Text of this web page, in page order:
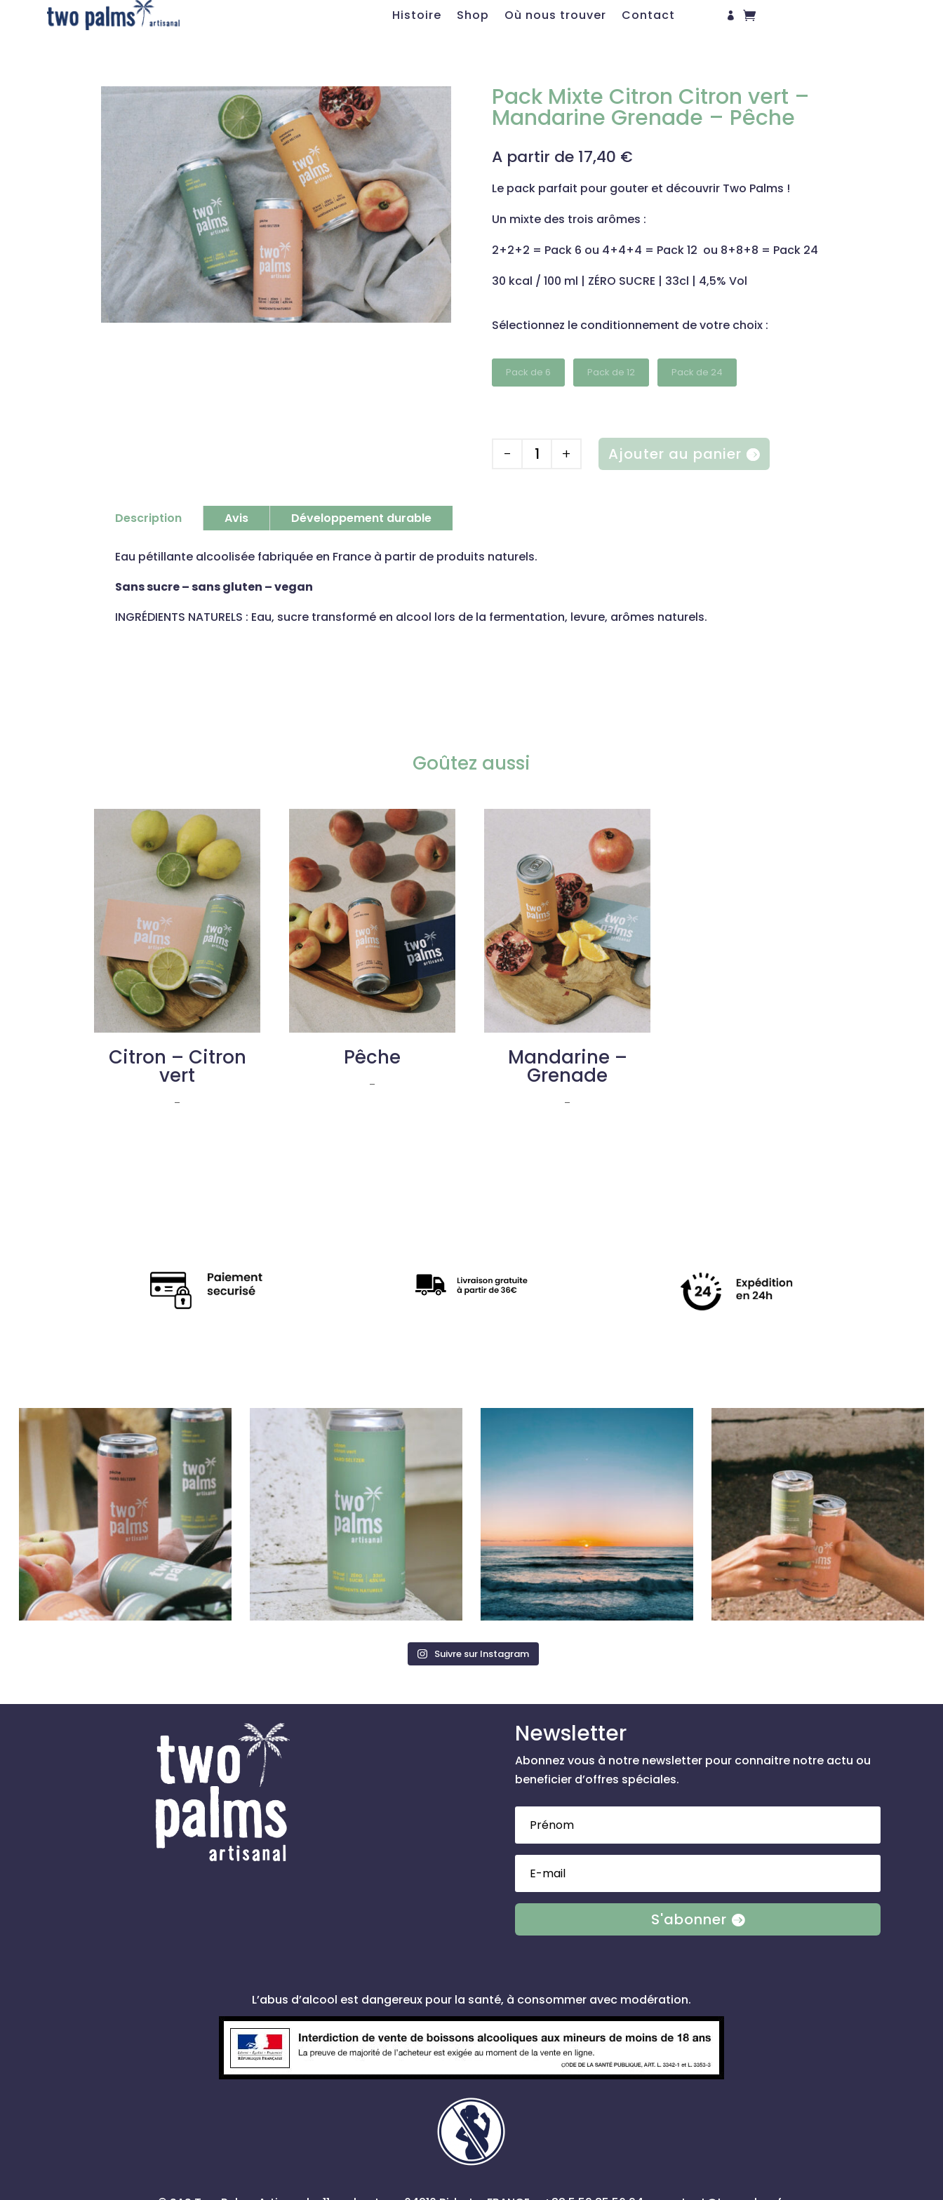
Histoire Shop Où nous trouver Contact
Pack Mixte Citron Citron vert –
Mandarine Grenade – Pêche
A partir de 17,40 €
Le pack parfait pour gouter et découvrir Two Palms !
Un mixte des trois arômes :
2+2+2 = Pack 6 ou 4+4+4 = Pack 12 ou 8+8+8 = Pack 24
30 kcal / 100 ml | ZÉRO SUCRE | 33cl | 4,5% Vol
Sélectionnez le conditionnement de votre choix :
Pack de 6 Pack de 12 Pack de 24
quantité
Mixte
Citron
Grenade
Ajouter au panier
Description Avis Développement durable
Eau pétillante alcoolisée fabriquée en France à partir de produits naturels.
Sans sucre – sans gluten – vegan
INGRÉDIENTS NATURELS : Eau, sucre transformé en alcool lors de la fermentation, levure, arômes naturels.
Goûtez aussi
Citron – Citron
vert
–
Pêche
–
Mandarine –
Grenade
–
Suivre sur Instagram
Newsletter
Abonnez vous à notre newsletter pour connaitre notre actu ou
beneficier d’offres spéciales.
S'abonner
L’abus d’alcool est dangereux pour la santé, à consommer avec modération.